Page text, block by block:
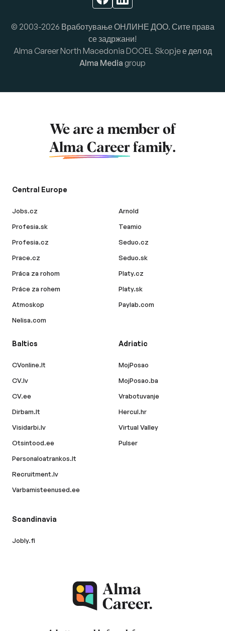
© 2003-2026 Вработување ОНЛИНЕ ДОО. Сите права
се задржани!
Alma Career North Macedonia DOOEL Skopje е дел од
Alma Media group
We are a member of
Alma Career family.
Central Europe
Jobs.cz
Profesia.sk
Profesia.cz
Prace.cz
Práca za rohom
Práce za rohem
Atmoskop
Nelisa.com
Arnold
Teamio
Seduo.cz
Seduo.sk
Platy.cz
Platy.sk
Paylab.com
Baltics
CVonline.lt
CV.lv
CV.ee
Dirbam.lt
Visidarbi.lv
Otsintood.ee
Personaloatrankos.lt
Recruitment.lv
Varbamisteenused.ee
Adriatic
MojPosao
MojPosao.ba
Vrabotuvanje
Hercul.hr
Virtual Valley
Pulser
Scandinavia
Jobly.fi